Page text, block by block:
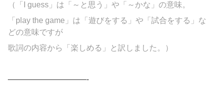
（「I guess」は「～と思う」や「～かな」の意味。
「play the game」は「遊びをする」や「試合をする」な
どの意味ですが
歌詞の内容から「楽しめる」と訳しました。）
——————————-